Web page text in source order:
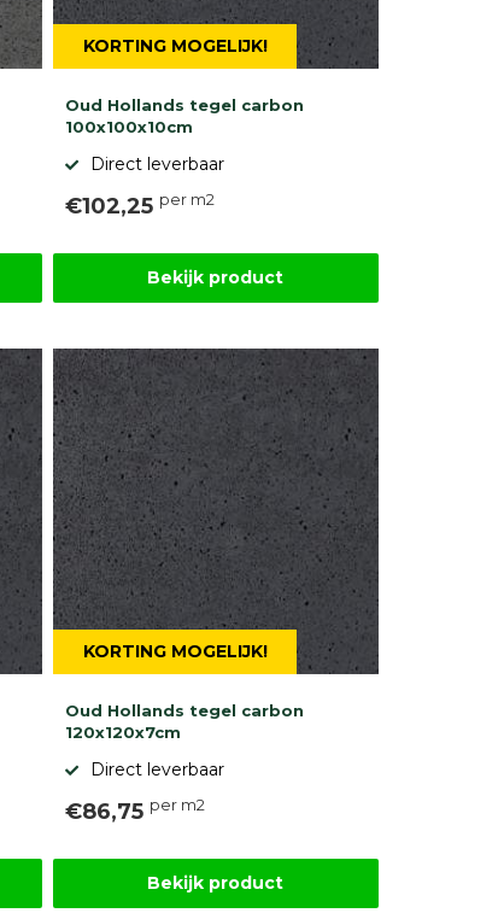
KORTING MOGELIJK!
Oud Hollands tegel carbon
100x100x10cm
Direct leverbaar
€102,25 per m2
Bekijk product
KORTING MOGELIJK!
Oud Hollands tegel carbon
120x120x7cm
Direct leverbaar
€86,75 per m2
Bekijk product